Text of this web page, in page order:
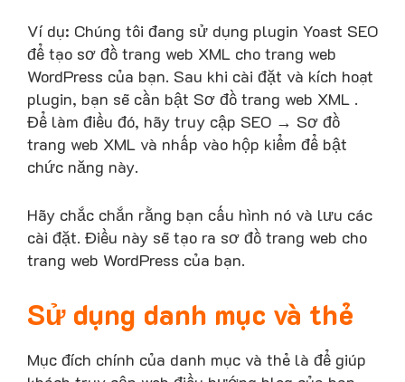
Ví dụ: Chúng tôi đang sử dụng plugin Yoast SEO
để tạo sơ đồ trang web XML cho trang web
WordPress của bạn. Sau khi cài đặt và kích hoạt
plugin, bạn sẽ cần bật Sơ đồ trang web XML .
Để làm điều đó, hãy truy cập SEO → Sơ đồ
trang web XML và nhấp vào hộp kiểm để bật
chức năng này.
Hãy chắc chắn rằng bạn cấu hình nó và lưu các
cài đặt. Điều này sẽ tạo ra sơ đồ trang web cho
trang web WordPress của bạn.
Sử dụng danh mục và thẻ
Mục đích chính của danh mục và thẻ là để giúp